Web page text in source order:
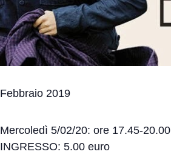
Febbraio 2019
Mercoledì 5/02/20: ore 17.45-20.00
INGRESSO: 5.00 euro